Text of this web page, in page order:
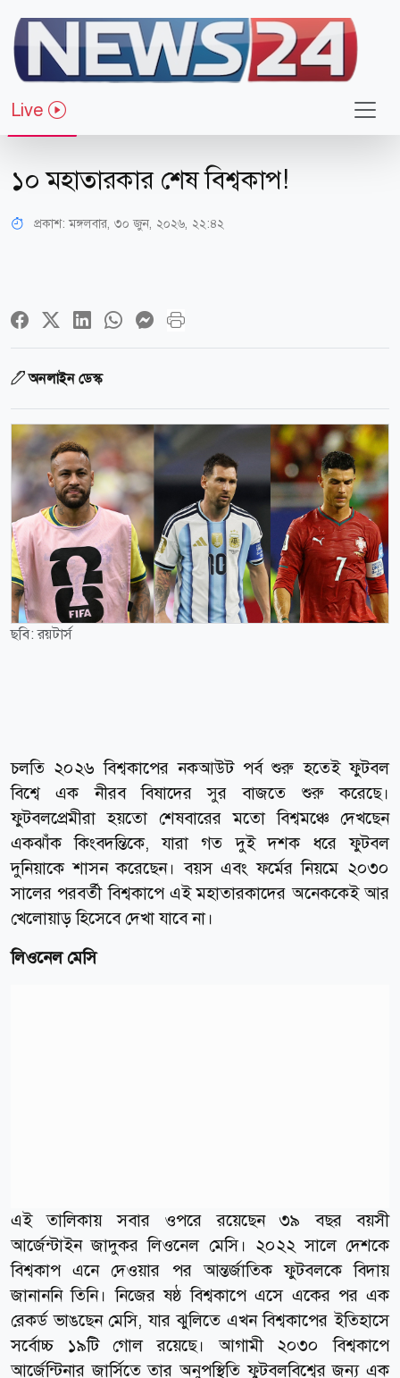
Live
খেলাধুলা
১০ মহাতারকার শেষ বিশ্বকাপ!
প্রকাশ:মঙ্গলবার, ৩০ জুন, ২০২৬, ২২:৪২
অনলাইন ডেস্ক
ছবি: রয়টার্স
চলতি ২০২৬ বিশ্বকাপের নকআউট পর্ব শুরু হতেই ফুটবল
বিশ্বে এক নীরব বিষাদের সুর বাজতে শুরু করেছে।
ফুটবলপ্রেমীরা হয়তো শেষবারের মতো বিশ্বমঞ্চে দেখছেন
একঝাঁক কিংবদন্তিকে, যারা গত দুই দশক ধরে ফুটবল
দুনিয়াকে শাসন করেছেন। বয়স এবং ফর্মের নিয়মে ২০৩০
সালের পরবর্তী বিশ্বকাপে এই মহাতারকাদের অনেককেই আর
খেলোয়াড় হিসেবে দেখা যাবে না।
লিওনেল মেসি
এই তালিকায় সবার ওপরে রয়েছেন ৩৯ বছর বয়সী
আর্জেন্টাইন জাদুকর লিওনেল মেসি। ২০২২ সালে দেশকে
বিশ্বকাপ এনে দেওয়ার পর আন্তর্জাতিক ফুটবলকে বিদায়
জানাননি তিনি। নিজের ষষ্ঠ বিশ্বকাপে এসে একের পর এক
রেকর্ড ভাঙছেন মেসি, যার ঝুলিতে এখন বিশ্বকাপের ইতিহাসে
সর্বোচ্চ ১৯টি গোল রয়েছে। আগামী ২০৩০ বিশ্বকাপে
আর্জেন্টিনার জার্সিতে তার অনুপস্থিতি ফুটবলবিশ্বের জন্য এক